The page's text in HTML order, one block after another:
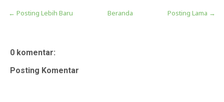
← Posting Lebih Baru Posting Lama →
Beranda
0 komentar:
Posting Komentar